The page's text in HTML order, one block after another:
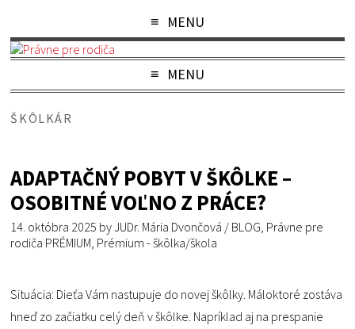
MENU
MENU
ŠKÔLKÁR
ADAPTAČNÝ POBYT V ŠKÔLKE –
OSOBITNÉ VOĽNO Z PRÁCE?
14. októbra 2025 byJUDr. Mária Dvončová / BLOG, Právne pre
rodiča PRÉMIUM, Prémium - škôlka/škola
Situácia: Dieťa Vám nastupuje do novej škôlky. Máloktoré zostáva
hneď zo začiatku celý deň v škôlke. Napríklad aj na prespanie